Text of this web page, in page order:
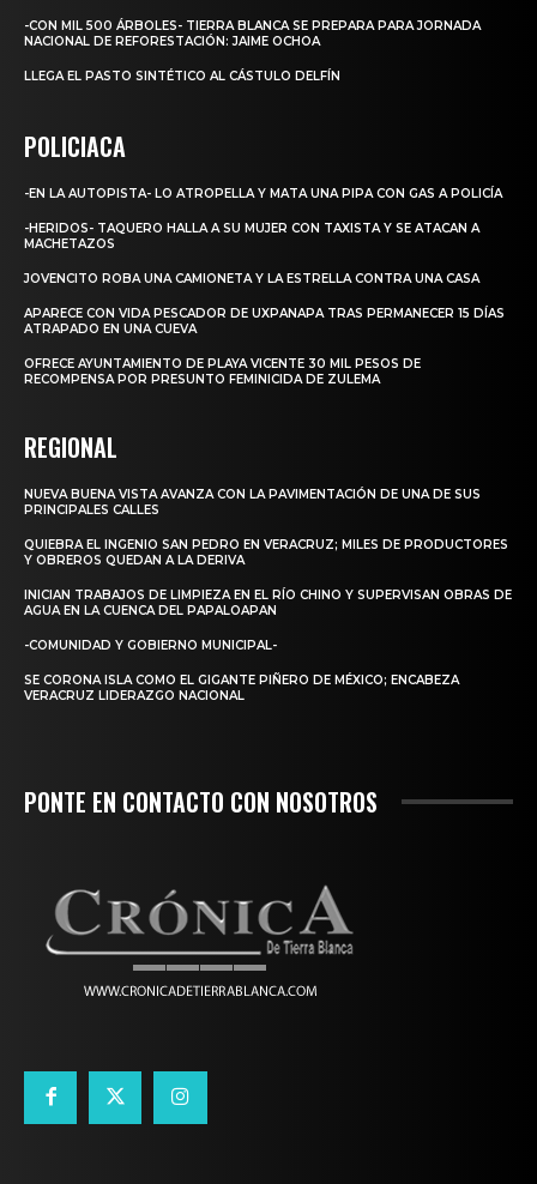
-CON MIL 500 ÁRBOLES- TIERRA BLANCA SE PREPARA PARA JORNADA
NACIONAL DE REFORESTACIÓN: JAIME OCHOA
LLEGA EL PASTO SINTÉTICO AL CÁSTULO DELFÍN
POLICIACA
-EN LA AUTOPISTA- LO ATROPELLA Y MATA UNA PIPA CON GAS A POLICÍA
-HERIDOS- TAQUERO HALLA A SU MUJER CON TAXISTA Y SE ATACAN A
MACHETAZOS
JOVENCITO ROBA UNA CAMIONETA Y LA ESTRELLA CONTRA UNA CASA
APARECE CON VIDA PESCADOR DE UXPANAPA TRAS PERMANECER 15 DÍAS
ATRAPADO EN UNA CUEVA
OFRECE AYUNTAMIENTO DE PLAYA VICENTE 30 MIL PESOS DE
RECOMPENSA POR PRESUNTO FEMINICIDA DE ZULEMA
REGIONAL
NUEVA BUENA VISTA AVANZA CON LA PAVIMENTACIÓN DE UNA DE SUS
PRINCIPALES CALLES
QUIEBRA EL INGENIO SAN PEDRO EN VERACRUZ; MILES DE PRODUCTORES
Y OBREROS QUEDAN A LA DERIVA
INICIAN TRABAJOS DE LIMPIEZA EN EL RÍO CHINO Y SUPERVISAN OBRAS DE
AGUA EN LA CUENCA DEL PAPALOAPAN
-COMUNIDAD Y GOBIERNO MUNICIPAL-
SE CORONA ISLA COMO EL GIGANTE PIÑERO DE MÉXICO; ENCABEZA
VERACRUZ LIDERAZGO NACIONAL
PONTE EN CONTACTO CON NOSOTROS